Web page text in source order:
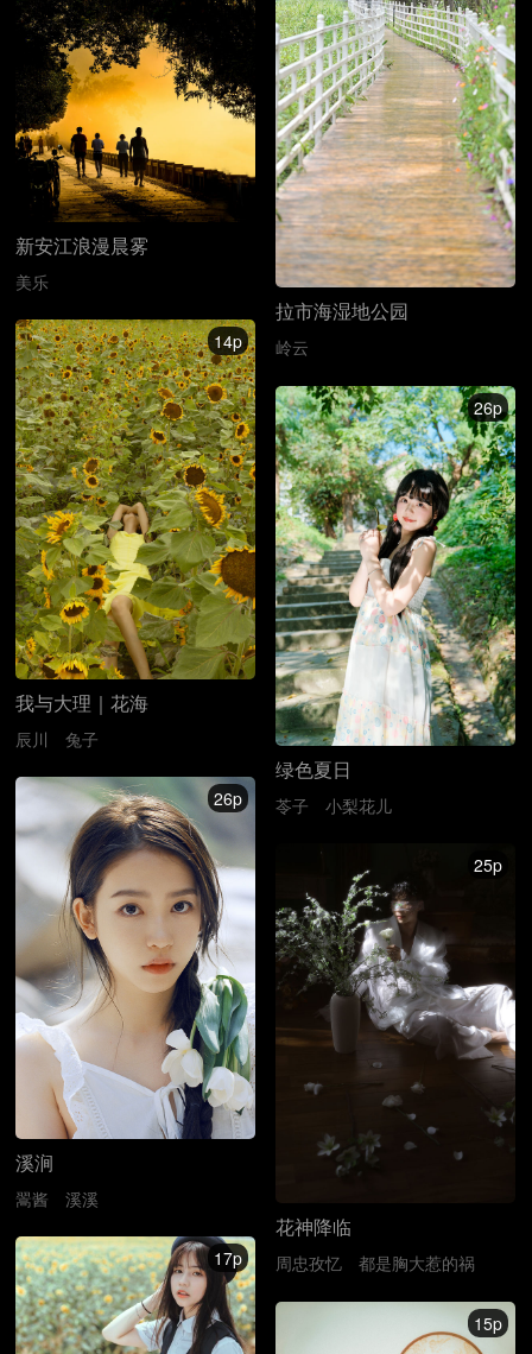
新安江浪漫晨雾
美乐
拉市海湿地公园
岭云
14p
我与大理｜花海
辰川 兔子
26p
绿色夏日
苓子 小梨花儿
26p
溪涧
翯酱 溪溪
25p
花神降临
周忠孜忆 都是胸大惹的祸
17p
15p